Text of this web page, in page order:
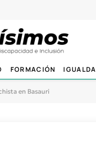
FORMACIÓN
en Basauri